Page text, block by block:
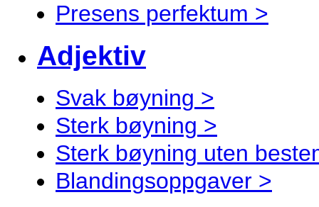
Presens perfektum >
Adjektiv
Svak bøyning >
Sterk bøyning >
Sterk bøyning uten
Blandingsoppgaver >